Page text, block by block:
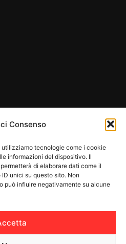
Consenso
utilizziamo tecnologie come i cookie
informazioni del dispositivo. Il
di elaborare dati come il
unici su questo sito. Non
può influire negativamente su alcune